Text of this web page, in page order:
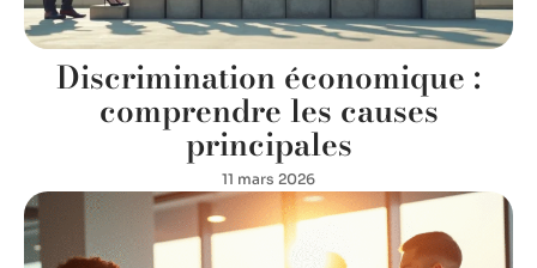
Discrimination économique :
comprendre les causes
principales
11 mars 2026